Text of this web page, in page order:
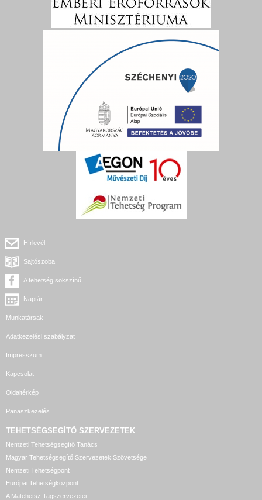
Hírlevél
Sajtószoba
A tehetség sokszínű
Naptár
Munkatársak
Adatkezelési szabályzat
Impresszum
Kapcsolat
Oldaltérkép
Panaszkezelés
TEHETSÉGSEGÍTŐ SZERVEZETEK
Nemzeti Tehetségsegítő Tanács
Magyar Tehetségsegítő Szervezetek Szövetsége
Nemzeti Tehetségpont
Európai Tehetségközpont
A Matehetsz Tagszervezetei